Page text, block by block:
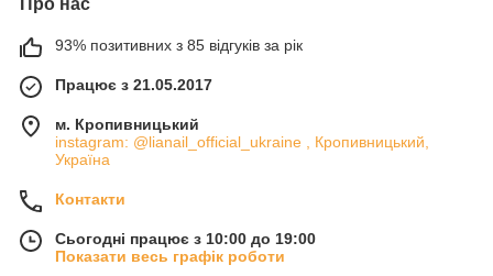
Про нас
93% позитивних з 85 відгуків за рік
Працює з 21.05.2017
м. Кропивницький
instagram: @lianail_official_ukraine , Кропивницький,
Україна
Контакти
Сьогодні працює з 10:00 до 19:00
Показати весь графік роботи